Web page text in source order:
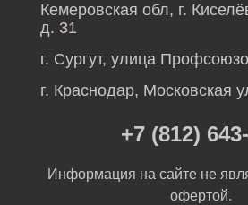
Кемеровская обл, г.
д. 31
г. Сургут, улица
г. Краснодар, Московская
+7 (812)
Информация на сайте не
офертой.